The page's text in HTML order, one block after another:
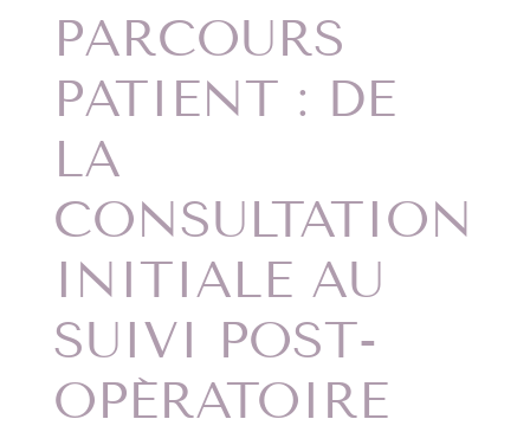
PARCOURS
PATIENT : DE
LA
CONSULTATION
INITIALE AU
SUIVI POST-
OPÉRATOIRE